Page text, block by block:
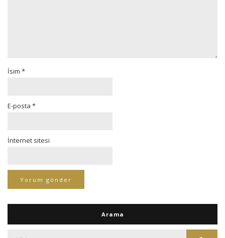
İsim *
E-posta *
İnternet sitesi
Arama